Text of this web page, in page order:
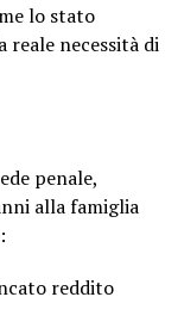
lo stato
reale necessità di
penale,
alla famiglia
reddito